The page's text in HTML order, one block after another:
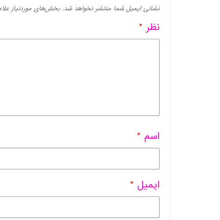
نشانی ایمیل شما منتشر نخواهد شد. بخش‌های موردنیاز
نظر *
اسم *
ایمیل *